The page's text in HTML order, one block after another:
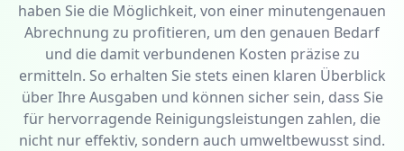
haben Sie die Möglichkeit, von einer minutengenauen
Abrechnung zu profitieren, um den genauen Bedarf
und die damit verbundenen Kosten präzise zu
ermitteln. So erhalten Sie stets einen klaren Überblick
über Ihre Ausgaben und können sicher sein, dass Sie
für hervorragende Reinigungsleistungen zahlen, die
nicht nur effektiv, sondern auch umweltbewusst sind.